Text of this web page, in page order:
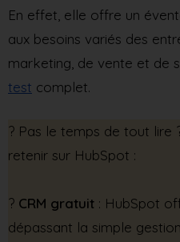
En effet, elle offre un
aux besoins variés des
marketing, de vente et de
test complet.
?️ Pas le temps de tout lire
retenir sur HubSpot :
? CRM gratuit : HubSpot
dépassant la simple